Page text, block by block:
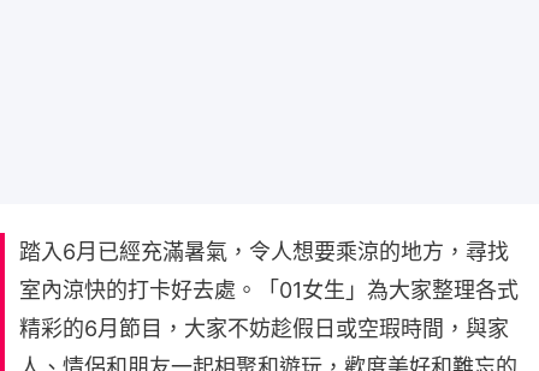
踏入6月已經充滿暑氣，令人想要乘涼的地方，尋找
室內涼快的打卡好去處。「01女生」為大家整理各式
精彩的6月節目，大家不妨趁假日或空瑕時間，與家